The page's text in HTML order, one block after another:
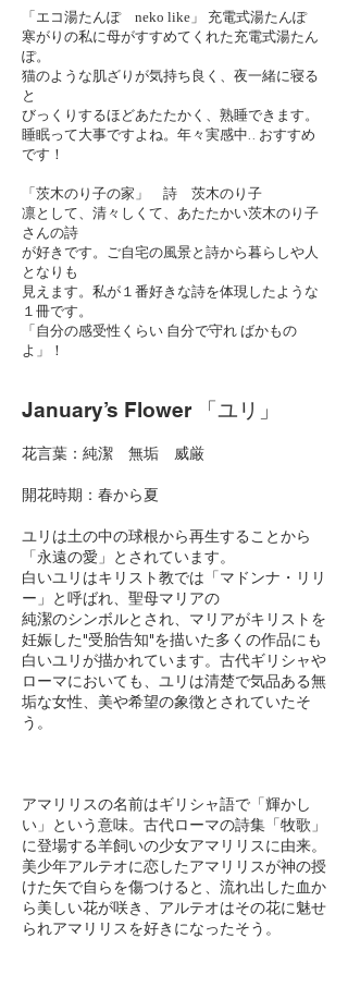
「エコ湯たんぽ neko like 」 充電式湯たんぽ
寒がりの私に母がすすめてくれた充電式湯たん
ぽ。
猫のような肌ざりが気持ち良く、夜一緒に寝る
と
びっくりするほどあたたかく、熟睡できます。
睡眠って大事ですよね。年々実感中.. おすすめ
です！
「茨木のり子の家」 詩 茨木のり子
​凛として、清々しくて、あたたかい茨木のり子
さんの詩
が好きです。ご自宅の風景と詩から暮らしや人
となりも
見えます。私が１番好きな詩を体現したような
１冊です。
「自分の感受性くらい 自分で守れ ばかもの
よ」！
January’s Flower 「ユリ」
花言葉：純潔 無垢 威厳
開花時期：春から夏
ユリは土の中の球根から再生することから
「永遠の愛」とされています。
白いユリはキリスト教では「マドンナ・リリ
ー」と呼ばれ、聖母マリアの
純潔のシンボルとされ、マリアがキリストを
妊娠した"受胎告知"を描いた多くの作品にも
白いユリが描かれています。古代ギリシャや
ローマにおいても、ユリは清楚で気品ある無
垢な女性、美や希望の象徴とされていたそ
う。
アマリリスの名前はギリシャ語で「輝かし
い」という意味。古代ローマの詩集「牧歌」
に登場する羊飼いの少女アマリリスに由来。
美少年アルテオに恋したアマリリスが神の授
けた矢で自らを傷つけると、流れ出した血か
ら美しい花が咲き、アルテオはその花に魅せ
られアマリリスを好きになったそう。